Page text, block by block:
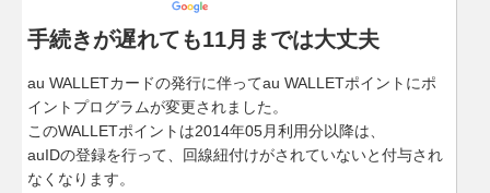
手続きが遅れても11月までは大丈夫
au WALLETカードの発行に伴ってau WALLETポイントにポ
イントプログラムが変更されました。
このWALLETポイントは2014年05月利用分以降は、
auIDの登録を行って、回線紐付けがされていないと付与され
なくなります。